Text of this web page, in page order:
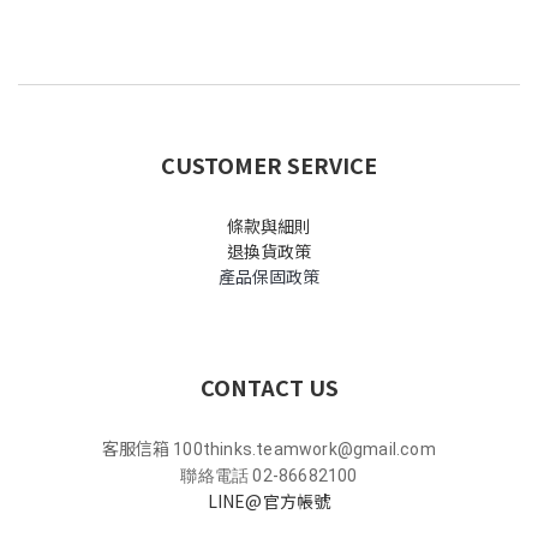
CUSTOMER SERVICE
條款與細則
退換貨政策
產品保固政策
CONTACT US
客服信箱 100thinks.teamwork@gmail.com
聯絡電話 02-86682100
LINE@官方帳號